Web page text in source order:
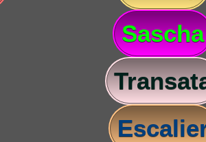
Sascha